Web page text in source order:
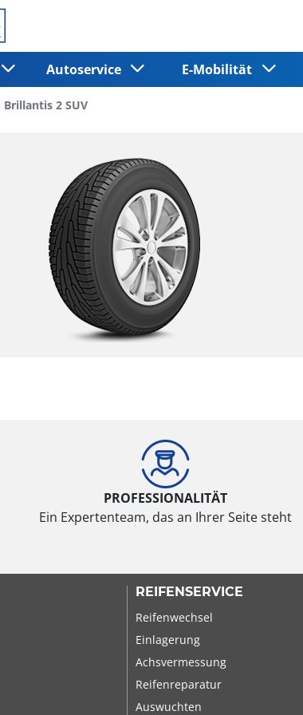
Autoservice E-Mobilität
Brillantis 2 SUV
PROFESSIONALITÄT
Ein Expertenteam, das an Ihrer Seite steht
REIFENSERVICE
Reifenwechsel
Einlagerung
Achsvermessung
Reifenreparatur
Auswuchten